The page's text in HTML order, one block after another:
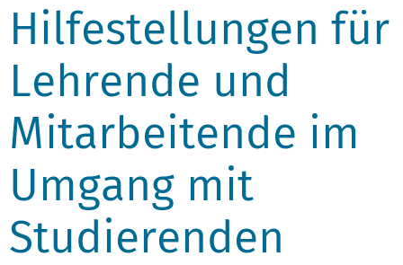
Hilfestellungen für
Lehrende und
Mitarbeitende im
Umgang mit
Studierenden